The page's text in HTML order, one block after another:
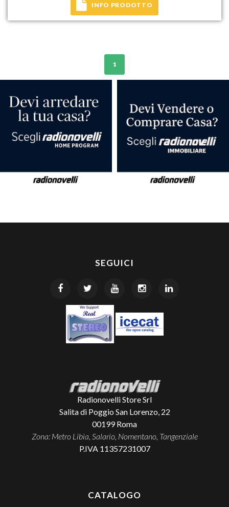
INFO PRODOTTO
1
SEGUICI
Radionovelli Store Srl
Salita di Poggio San Lorenzo, 22
00199 Roma
Zona: Metro Libia, Salario, Nomentano, Tangenziale
P.IVA 11357231007
CATALOGO